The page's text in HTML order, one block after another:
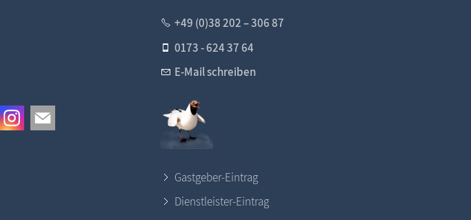
+49 (0)38 202 – 306 87
0173 - 624 37 64
E-Mail schreiben
Gastgeber-Eintrag
Dienstleister-Eintrag